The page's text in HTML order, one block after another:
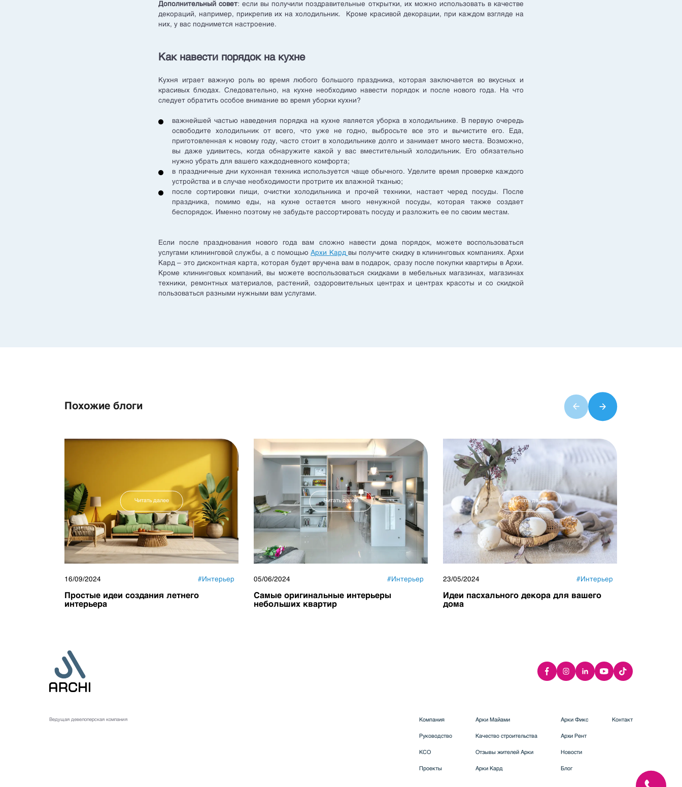
Дополнительный совет: если вы получили поздравительные открытки, их можно использовать в качестве
декораций, например, прикрепив их на холодильник. Кроме красивой декорации, при каждом взгляде на
них, у вас поднимется настроение.
Как навести порядок на кухне
Кухня играет важную роль во время любого большого праздника, которая заключается во вкусных и
красивых блюдах. Следовательно, на кухне необходимо навести порядок и после нового года. На что
следует обратить особое внимание во время уборки кухни?
важнейшей частью наведения порядка на кухне является уборка в холодильнике. В первую очередь
освободите холодильник от всего, что уже не годно, выбросьте все это и вычистите его. Еда,
приготовленная к новому году, часто стоит в холодильнике долго и занимает много места. Возможно,
вы даже удивитесь, когда обнаружите какой у вас вместительный холодильник. Его обязательно
нужно убрать для вашего каждодневного комфорта;
в праздничные дни кухонная техника используется чаще обычного. Уделите время проверке каждого
устройства и в случае необходимости протрите их влажной тканью;
после сортировки пищи, очистки холодильника и прочей техники, настает черед посуды. После
праздника, помимо еды, на кухне остается много ненужной посуды, которая также создает
беспорядок. Именно поэтому не забудьте рассортировать посуду и разложить ее по своим местам.
Если после празднования нового года вам сложно навести дома порядок, можете воспользоваться
услугами клининговой службы, а с помощьюАрхи Кард вы получите скидку в клининговых компаниях. Архи
Кард – это дисконтная карта, которая будет вручена вам в подарок, сразу после покупки квартиры в Архи.
Кроме клининговых компаний, вы можете воспользоваться скидками в мебельных магазинах, магазинах
техники, ремонтных материалов, растений, оздоровительных центрах и центрах красоты и со скидкой
пользоваться разными нужными вам услугами.
Похожие блоги
Читать далее
16/09/2024 #Интерьер
Простые идеи создания летнего
интерьера
Читать далее
05/06/2024 #Интерьер
Самые оригинальные интерьеры
небольших квартир
Читать далее
23/05/2024 #Интерьер
Идеи пасхального декора для вашего
дома
Ведущая девелоперская компания Компания
Руководство
КСО
Проекты
Арки Майами
Качество строительства
Отзывы жителей Арки
Арки Кард
Арки Фикс
Архи Рент
Новости
Блог
Контакт